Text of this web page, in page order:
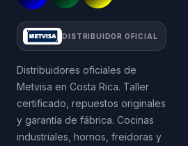
DISTRIBUIDOR OFICIAL
Distribuidores oficiales de
Metvisa en Costa Rica. Taller
certificado, repuestos originales
y garantía de fábrica. Cocinas
industriales, hornos, freidoras y